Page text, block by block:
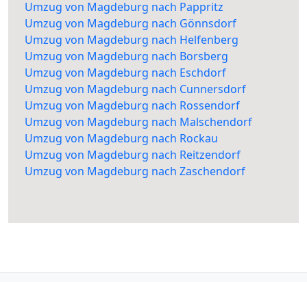
Umzug von Magdeburg nach Pappritz
Umzug von Magdeburg nach Gönnsdorf
Umzug von Magdeburg nach Helfenberg
Umzug von Magdeburg nach Borsberg
Umzug von Magdeburg nach Eschdorf
Umzug von Magdeburg nach Cunnersdorf
Umzug von Magdeburg nach Rossendorf
Umzug von Magdeburg nach Malschendorf
Umzug von Magdeburg nach Rockau
Umzug von Magdeburg nach Reitzendorf
Umzug von Magdeburg nach Zaschendorf